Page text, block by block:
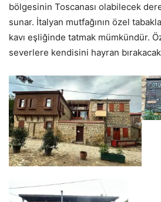
bölgesinin Toscanası olabilecek
sunar. İtalyan mutfağının özel
kavı eşliğinde tatmak mümkündür.
severlere kendisini hayran